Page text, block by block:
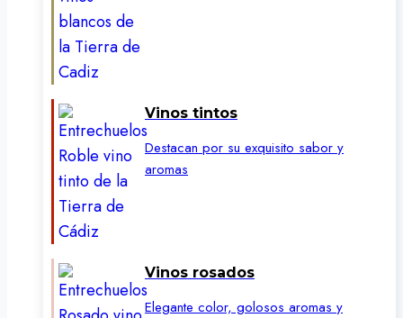
Vinos tintos
Destacan por su exquisito sabor y
aromas
Vinos rosados
Elegante color, golosos aromas y